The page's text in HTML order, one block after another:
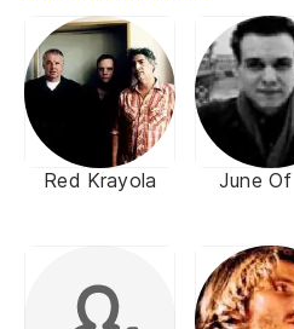
Red Krayola June